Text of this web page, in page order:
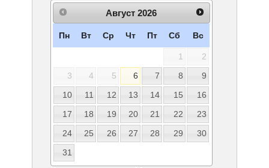
Август 2026
Пн Вт Ср Чт Пт Сб Вс
1
2
3
4 5 6 7 8
9
10
11 12 13 14 15
16
17
18 19 20 21 22
23
24
25 26 27 28 29
30
31